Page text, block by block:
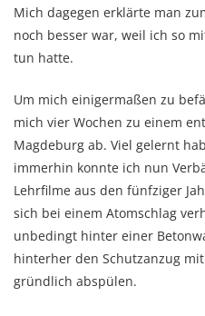
Mich dagegen erklärte man
noch besser war, weil ich so
tun hatte.
Um mich einigermaßen zu
mich vier Wochen zu einem
Magdeburg ab. Viel gelernt
immerhin konnte ich nun
Lehr­filme aus den fünfziger
sich bei einem Atomschlag
unbedingt hinter einer
hinterher den Schutz­anzug
gründlich abspülen.